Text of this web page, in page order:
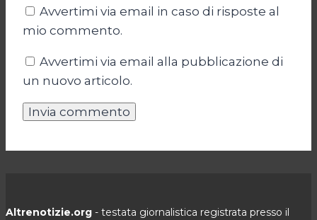
Avvertimi via email in caso di risposte al
mio commento.
Avvertimi via email alla pubblicazione di
un nuovo articolo.
Altrenotizie.org - testata giornalistica registrata presso il